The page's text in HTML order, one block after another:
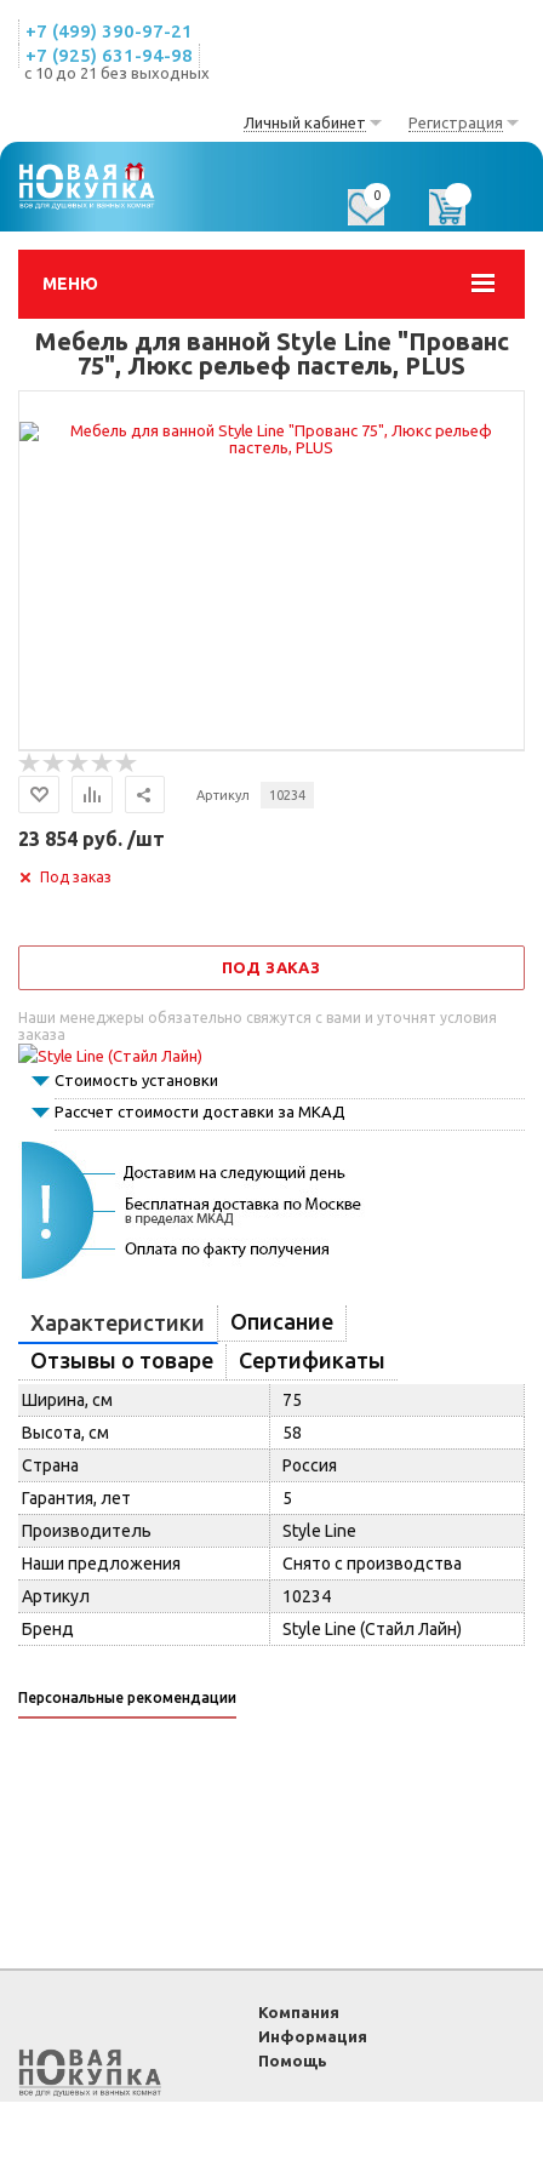
+7 (499) 390-97-21
+7 (925) 631-94-98
с 10 до 21 без выходных
Личный кабинет Регистрация
МЕНЮ
0
Мебель для ванной Style Line "Прованс
75", Люкс рельеф пастель, PLUS
Артикул 10234
23 854 руб. /шт
Под заказ
ПОД ЗАКАЗ
Наши менеджеры обязательно свяжутся с вами и уточнят условия
заказа
Стоимость установки
Рассчет стоимости доставки за МКАД
Характеристики
Описание
Отзывы о товаре
Сертификаты
Ширина, см
75
Высота, см
58
Страна
Россия
Гарантия, лет
5
Производитель
Style Line
Наши предложения
Снято с производства
Артикул
10234
Бренд
Style Line (Стайл Лайн)
Персональные рекомендации
Компания
Информация
Помощь